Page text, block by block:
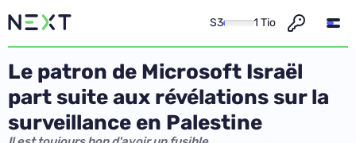
S3 1 Tio
Le patron de Microsoft Israël
part suite aux révélations sur la
surveillance en Palestine